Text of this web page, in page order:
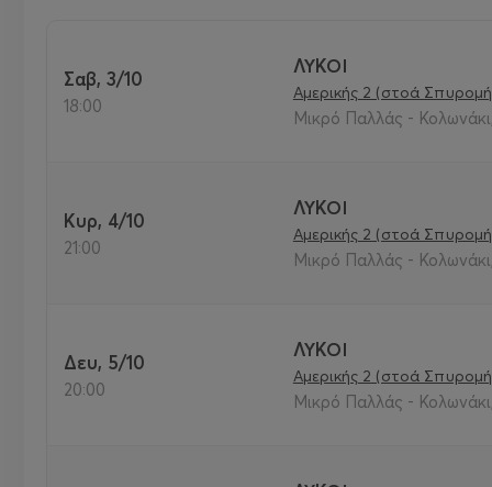
Αλίκη, Αμερικής 4, Aθήνα
Κώστας Μπάλτας – Γιώτα Καραίσκου - Κατερίνα
Τμήματος Ομαδικών Κρατήσεων:
Πληροφορίες :
Σαβ, 3/10
18:00
ΛΥΚΟΙ
Αμερικής 2 (στοά
Μικρό Παλλάς -
Κυρ, 4/10
21:00
ΛΥΚΟΙ
Αμερικής 2 (στοά
Μικρό Παλλάς -
Δευ, 5/10
20:00
ΛΥΚΟΙ
Αμερικής 2 (στοά
Μικρό Παλλάς -